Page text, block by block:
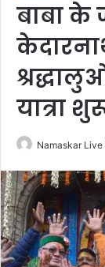
बाबा के
यात्रा
Namaskar Live